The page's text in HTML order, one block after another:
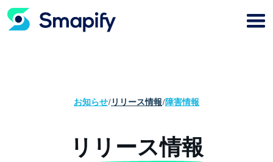
お知らせ/リリース情報/障害情報
リリース情報